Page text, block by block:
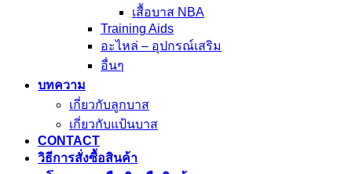
เสื้อบาส NBA
Training Aids
อะไหล่ – อุปกรณ์เสริม
อื่นๆ
บทความ
เกี่ยวกับลูกบาส
เกี่ยวกับแป้นบาส
CONTACT
วิธีการสั่งซื้อสินค้า